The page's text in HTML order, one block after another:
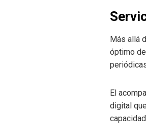
Más allá
óptimo
El
digital